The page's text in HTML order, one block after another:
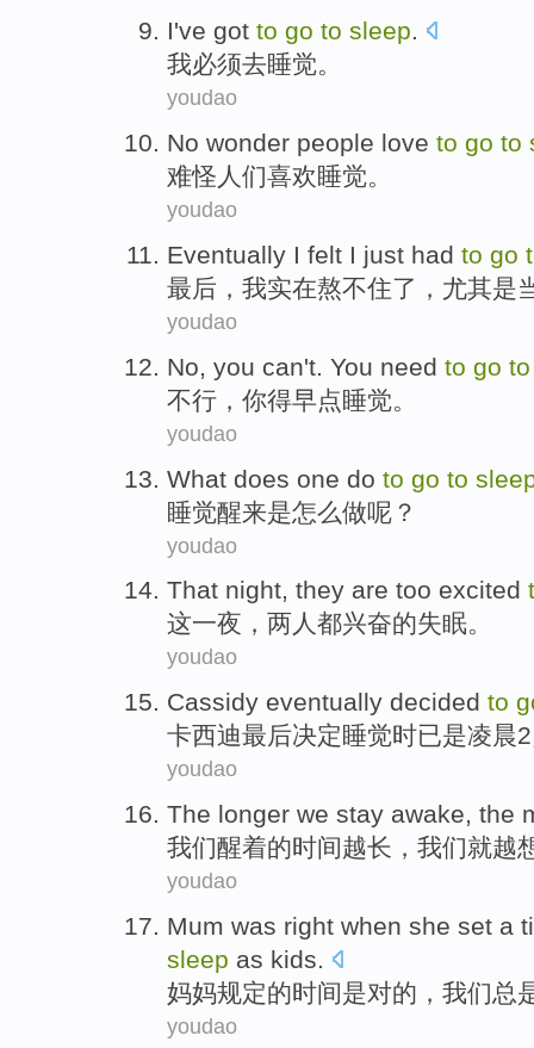
I've got to go to sleep.
我必须去睡觉。
youdao
No wonder people love to go to
难怪 人们喜欢睡觉。
youdao
Eventually I felt I just had to go
最后 ， 我实在熬不住了，尤其是
youdao
No, you can't. You need to go
不行 ， 你得早点睡觉。
youdao
What does one do to go to
睡觉醒来是怎么做呢？
youdao
That night, they are too excited
这一夜 ，两人都兴奋的失眠。
youdao
Cassidy eventually decided to
卡西迪最后决定睡觉时已是凌晨2
youdao
The longer we stay awake, the
我们醒着的时间越长 ，我们就越
youdao
Mum was right when she set a
sleep as kids.
妈妈规定的时间是对的， 我们总
youdao